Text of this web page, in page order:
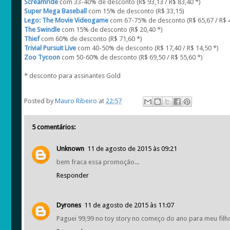
Screamride com 33-40% de desconto (R$ 93,13 / R$ 83,40 *)
Super Mega Baseball com 15% de desconto (R$ 33,15)
Lego: The Movie Videogame com 67-75% de desconto (R$ 65,67 / R$
The Swindle com 15% de desconto (R$ 20,40 *)
Thiefcom 60% de desconto (R$ 71,60 *)
Trivial Pursuit Live com 40-50% de desconto (R$ 17,40 / R$ 14,50 *)
Zoo Tycoon com 50-60% de desconto (R$ 69,50 / R$ 55,60 *)
* desconto para assinantes Gold
Posted by Mauro Ribeiro at 22:57
5 comentários:
Unknown 11 de agosto de 2015 às 09:21
bem fraca essa promoção...
Responder
Dyrones 11 de agosto de 2015 às 11:07
Paguei 99,99 no toy story no começo do ano para meu